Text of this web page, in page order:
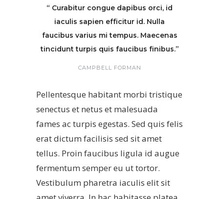
“ Curabitur congue dapibus orci, id
iaculis sapien efficitur id. Nulla
faucibus varius mi tempus. Maecenas
tincidunt turpis quis faucibus finibus.”
CAMPBELL FORMAN
Pellentesque habitant morbi tristique
senectus et netus et malesuada
fames ac turpis egestas. Sed quis felis
erat dictum facilisis sed sit amet
tellus. Proin faucibus ligula id augue
fermentum semper eu ut tortor.
Vestibulum pharetra iaculis elit sit